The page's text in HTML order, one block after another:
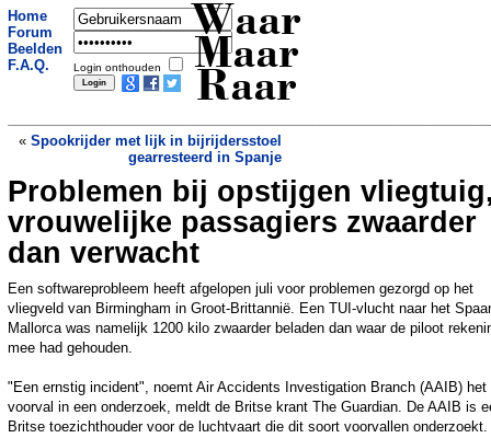
Home
Forum
Beelden
F.A.Q.
Login onthouden
Waar
Maar
Raar
« Spookrijder met lijk in bijrijdersstoel
gearresteerd in Spanje
Instant karma: auto rijdt voetganger aan
op moment dat politiewagen passeert»
Problemen bij opstijgen
vrouwelijke passagiers zwaarder
dan verwacht
Een softwareprobleem heeft afgelopen juli voor problemen gezorgd op het
vliegveld van Birmingham in Groot-Brittannië. Een TUI-vlucht naar het
Mallorca was namelijk 1200 kilo zwaarder beladen dan waar de piloot
mee had gehouden.
"Een ernstig incident", noemt Air Accidents Investigation Branch (AAIB) het
voorval in een onderzoek, meldt de Britse krant The Guardian. De AAIB is
Britse toezichthouder voor de luchtvaart die dit soort voorvallen onderzoekt.